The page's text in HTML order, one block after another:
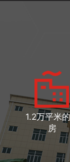
1.2万平米
房